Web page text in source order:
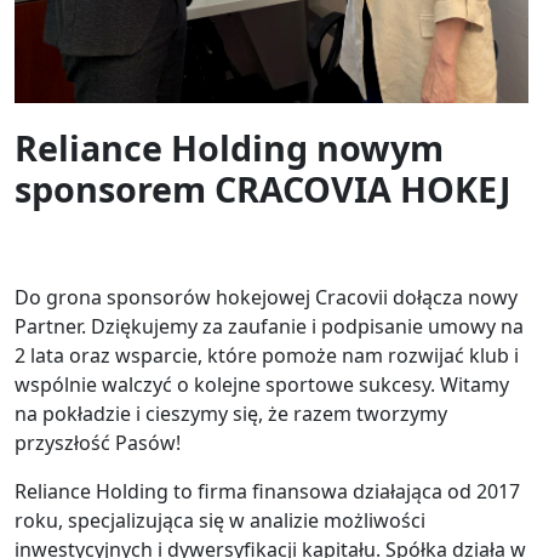
Reliance Holding nowym
sponsorem CRACOVIA HOKEJ
Do grona sponsorów hokejowej Cracovii dołącza nowy
Partner. Dziękujemy za zaufanie i podpisanie umowy na
2 lata oraz wsparcie, które pomoże nam rozwijać klub i
wspólnie walczyć o kolejne sportowe sukcesy. Witamy
na pokładzie i cieszymy się, że razem tworzymy
przyszłość Pasów!
Reliance Holding to firma finansowa działająca od 2017
roku, specjalizująca się w analizie możliwości
inwestycyjnych i dywersyfikacji kapitału. Spółka działa w